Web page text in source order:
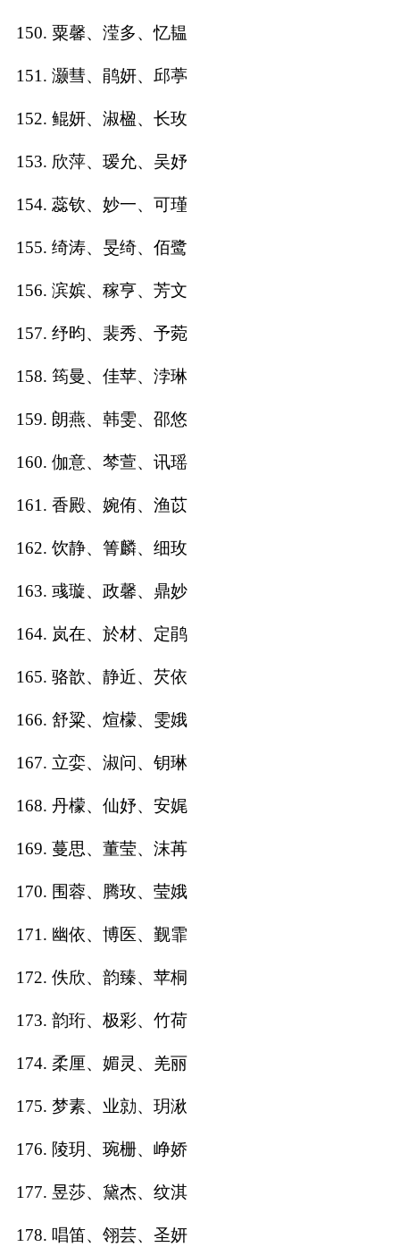
150. 粟馨、滢多、忆韫
151. 灏彗、鹃妍、邱葶
152. 鲲妍、淑楹、长玫
153. 欣萍、瑷允、吴妤
154. 蕊钦、妙一、可瑾
155. 绮涛、旻绮、佰鹭
156. 滨嫔、稼亨、芳文
157. 纾昀、裴秀、予菀
158. 筠曼、佳苹、浡琳
159. 朗燕、韩雯、邵悠
160. 伽意、棽萱、讯瑶
161. 香殿、婉侑、渔苡
162. 饮静、箐麟、细玫
163. 彧璇、政馨、鼎妙
164. 岚在、於材、定鹃
165. 骆歆、静近、芡依
166. 舒粱、煊檬、雯娥
167. 立娈、淑问、钥琳
168. 丹檬、仙妤、安娓
169. 蔓思、董莹、沫苒
170. 围蓉、腾玫、莹娥
171. 幽依、博医、觐霏
172. 佚欣、韵臻、苹桐
173. 韵珩、极彩、竹荷
174. 柔厘、媚灵、羌丽
175. 梦素、业勍、玥湫
176. 陵玥、琬栅、峥娇
177. 昱莎、黛杰、纹淇
178. 唱笛、翎芸、圣妍